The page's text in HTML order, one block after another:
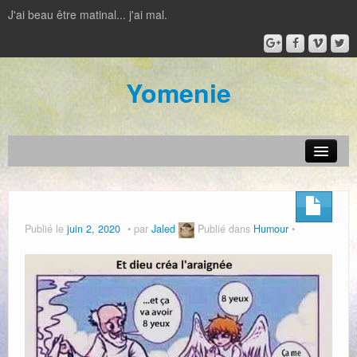
J'ai beau être matinal... j'ai mal.
Yomenie
Actualité
Film – Série
IRL
Livre – BD
Publié le juin 2, 2020 par Jaled Publié dans Humour